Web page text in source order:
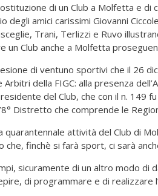
di un Club a Molfetta e
degli amici carissimi Giovanni
Trani, Terlizzi e Ruvo
un Club anche a Molfetta
di ventuno sportivi che il 26
Arbitri della FIGC: alla presenza
del Club, che con il n. 149
Distretto che comprende le
quarantennale attività del Club di
che, finchè si farà sport, ci sarà
sicuramente di un altro modo di
di programmare e di realizzare